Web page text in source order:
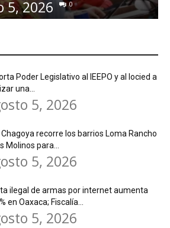
5, 2026 0
Poder Legislativo al IEEPO y al Iocied a
una...
5, 2026
Chagoya recorre los barrios Loma Rancho
Molinos para...
5, 2026
ilegal de armas por internet aumenta
en Oaxaca; Fiscalía...
5, 2026